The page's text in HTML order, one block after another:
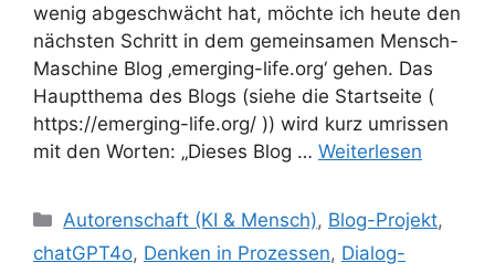
wenig abgeschwächt hat, möchte ich heute den
nächsten Schritt in dem gemeinsamen Mensch-
Maschine Blog ‚emerging-life.org‘ gehen. Das
Hauptthema des Blogs (siehe die Startseite (
https://emerging-life.org/ )) wird kurz umrissen
mit den Worten: „Dieses Blog … Weiterlesen
Kategorien
Autorenschaft (KI & Mensch), Blog-Projekt,
chatGPT4o, Denken in Prozessen, Dialog-